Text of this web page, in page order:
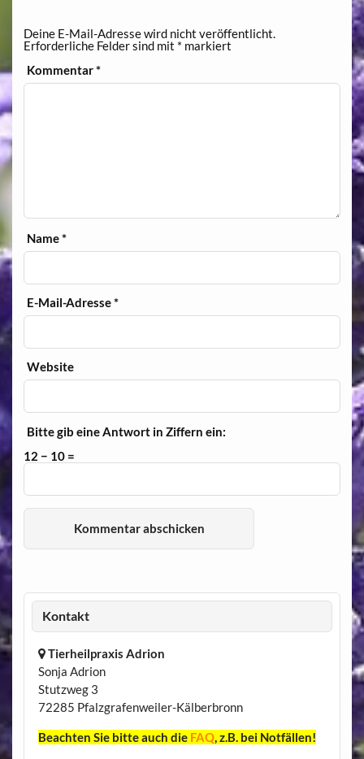
Deine E-Mail-Adresse wird nicht veröffentlicht.
Erforderliche Felder sind mit * markiert
Kommentar*
Name*
E-Mail-Adresse*
Website
Bitte gib eine Antwort in Ziffern ein:
12 − 10 =
Kontakt
Tierheilpraxis Adrion
Sonja Adrion
Stutzweg 3
72285 Pfalzgrafenweiler-Kälberbronn
Beachten Sie bitte auch die FAQ, z.B. bei Notfällen!